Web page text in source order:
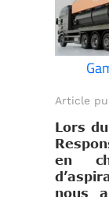
Article
Lors
en
nous